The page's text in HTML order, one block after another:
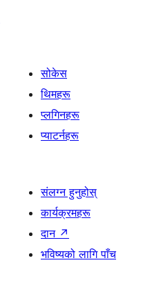
सोकेस
थिमहरू
प्लगिनहरू
प्याटर्नहरू
संलग्न हुनुहोस्
कार्यक्रमहरू
दान ↗
भविष्यको लागि पाँच